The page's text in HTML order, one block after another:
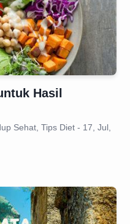
Hasil
Sehat, Tips Diet - 17, Jul,